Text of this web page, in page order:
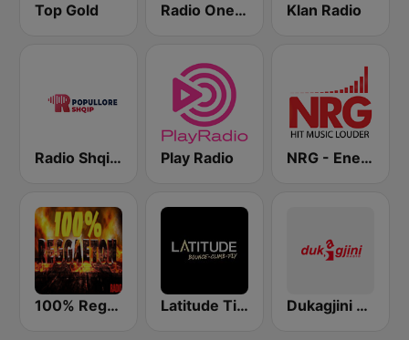
Top Gold Radio One Albania Klan Radio
Radio Shqip Popullore Play Radio NRG - Energy Radio
100% Reggaeton Radio Latitude Tirana Dukagjini Radio